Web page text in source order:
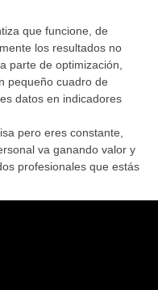
que funcione, de
los resultados no
parte de optimización,
pequeño cuadro de
datos en indicadores
pero eres constante,
va ganando valor y
profesionales que estás